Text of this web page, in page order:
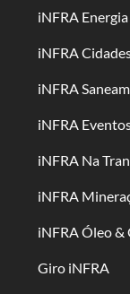
iNFRA Energia
iNFRA
iNFRA
iNFRA
iNFRA Na
iNFRA
iNFRA Óleo &
Giro iNFRA